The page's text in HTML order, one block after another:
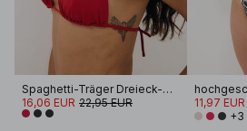
Spaghetti-Träger Dreieck-Bikini-Oberteil
16,06 EUR 22,95 EUR
11,97 EUR
+3